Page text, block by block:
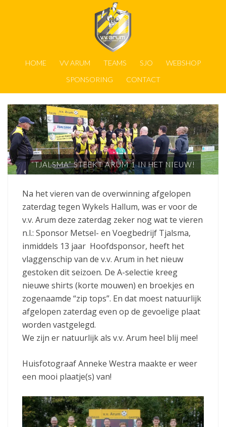
HOME VV ARUM TEAMS SJO
WEBSHOP
SPONSORING
CONTACT
“TJALSMA” STEEKT ARUM 1 IN HET NIEUW!
Na het vieren van de overwinning afgelopen
zaterdag tegen Wykels Hallum, was er voor de
v.v. Arum deze zaterdag zeker nog wat te vieren
n.l.: Sponsor Metsel- en Voegbedrijf Tjalsma,
inmiddels 13 jaar Hoofdsponsor, heeft het
vlaggenschip van de v.v. Arum in het nieuw
gestoken dit seizoen. De A-selectie kreeg
nieuwe shirts (korte mouwen) en broekjes en
zogenaamde “zip tops”. En dat moest natuurlijk
afgelopen zaterdag even op de gevoelige plaat
worden vastgelegd.
We zijn er natuurlijk als v.v. Arum heel blij mee!
Huisfotograaf Anneke Westra maakte er weer
een mooi plaatje(s) van!